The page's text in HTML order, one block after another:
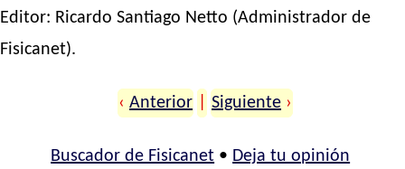
Editor: Ricardo Santiago Netto (Administrador de
Fisicanet).
‹ Anterior Siguiente ›
Buscador de Fisicanet • Deja tu opinión